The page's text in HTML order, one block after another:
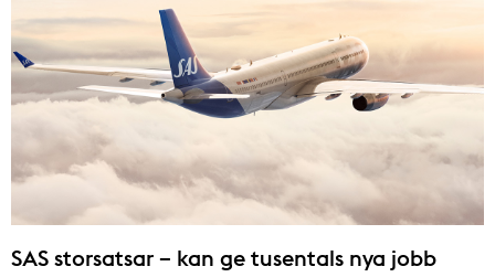
SAS storsatsar – kan ge tusentals nya jobb